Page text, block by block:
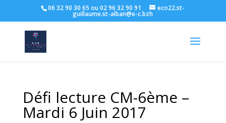
06 32 90 30 65 ou 02 96 32 90 91 eco22.st-
guillaume.st-alban@e-c.bzh
Défi lecture CM-6ème –
Mardi 6 Juin 2017